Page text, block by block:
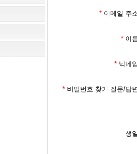
* 이메일 주
* 이
* 닉네임
* 비밀번호 찾기 질문/답변
생일